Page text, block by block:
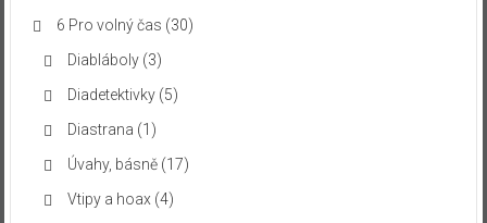
6 Pro volný čas (30)
Diabláboly(3)
Diadetektivky(5)
Diastrana (1)
Úvahy, básně(17)
Vtipy a hoax (4)